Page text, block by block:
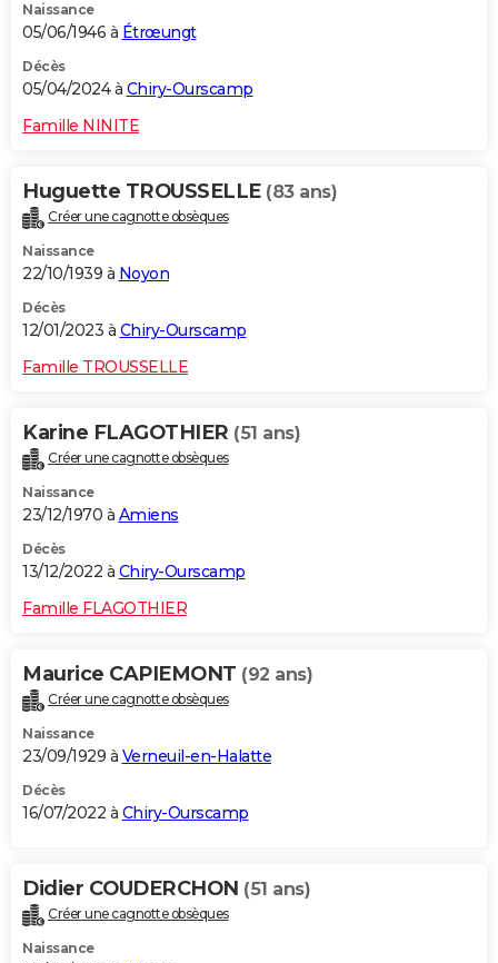
Naissance
05/06/1946 à Étrœungt
Décès
05/04/2024 à Chiry-Ourscamp
Famille NINITE
Huguette TROUSSELLE (83 ans)
Créer une cagnotte obsèques
Naissance
22/10/1939 à Noyon
Décès
12/01/2023 à Chiry-Ourscamp
Famille TROUSSELLE
Karine FLAGOTHIER (51 ans)
Créer une cagnotte obsèques
Naissance
23/12/1970 à Amiens
Décès
13/12/2022 à Chiry-Ourscamp
Famille FLAGOTHIER
Maurice CAPIEMONT (92 ans)
Créer une cagnotte obsèques
Naissance
23/09/1929 à Verneuil-en-Halatte
Décès
16/07/2022 à Chiry-Ourscamp
Didier COUDERCHON (51 ans)
Créer une cagnotte obsèques
Naissance